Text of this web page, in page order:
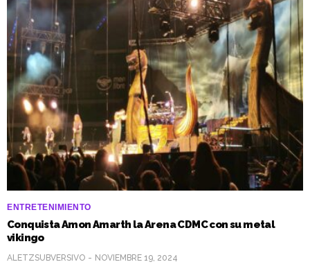
ENTRETENIMIENTO
Conquista Amon Amarth la Arena CDMC con su metal
vikingo
ALETZSUBVERSIVO NOVIEMBRE 19, 2024